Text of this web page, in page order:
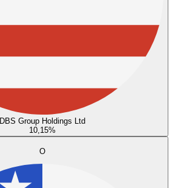
DBS Group Holdings Ltd
10,15%
O